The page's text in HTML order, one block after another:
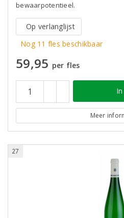
bewaarpotentieel.
Op verlanglijst
Nog 11 fles beschikbaar
59,95 per fles
Meer
27